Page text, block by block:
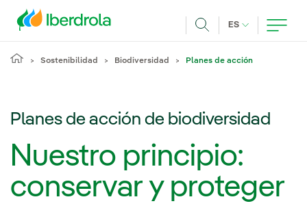
ES IDIOMA
Sostenibilidad Biodiversidad Planes de acción
Planes de acción de biodiversidad
Nuestro principio:
conservar y proteger